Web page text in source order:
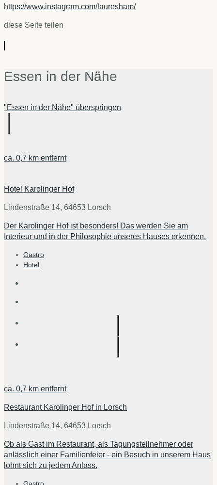
https://www.instagram.com/lauresham/
diese Seite teilen
Essen in der Nähe
"Essen in der Nähe" überspringen
ca. 0,7 km entfernt
Hotel Karolinger Hof
Lindenstraße 14, 64653 Lorsch
Der Karolinger Hof ist besonders! Das werden Sie am
Interieur und in der Philosophie unseres Hauses erkennen.
Gastro
Hotel
ca. 0,7 km entfernt
Restaurant Karolinger Hof in Lorsch
Lindenstraße 14, 64653 Lorsch
Ob als Gast im Restaurant, als Tagungsteilnehmer oder
anlässlich einer Familienfeier - ein Besuch in unserem Haus
lohnt sich zu jedem Anlass.
Gastro